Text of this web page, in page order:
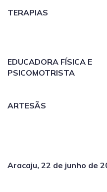
TERAPIAS
EDUCADORA FÍSICA E
PSICOMOTRISTA
ARTESÃS
Aracaju, 22 de junho de